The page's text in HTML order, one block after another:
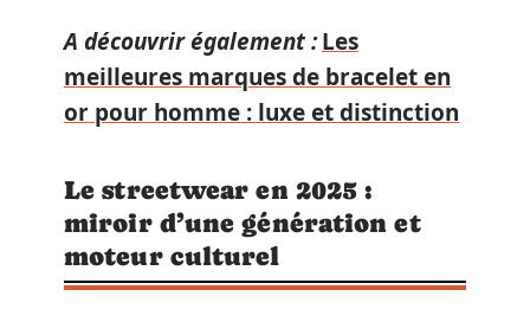
A découvrir également :Les
meilleures marques de bracelet en
or pour homme : luxe et distinction
Le streetwear en 2025 :
miroir d’une génération et
moteur culturel